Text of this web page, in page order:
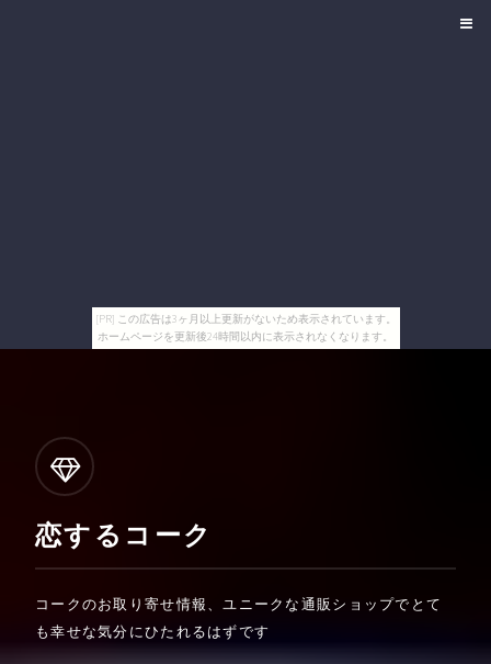
[PR] この広告は3ヶ月以上更新がないため表示されています。
ホームページを更新後24時間以内に表示されなくなります。
恋するコーク
コークのお取り寄せ情報、ユニークな通販ショップでとて
も幸せな気分にひたれるはずです